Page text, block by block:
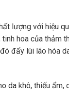
lượng với hiệu
tinh hoa của thảm
đẩy lùi lão hóa
da khô, thiếu ẩm,